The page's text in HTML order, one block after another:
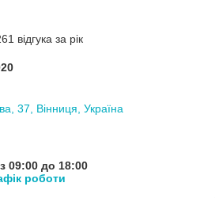
відгука за рік
37, Вінниця, Україна
09:00 до 18:00
роботи